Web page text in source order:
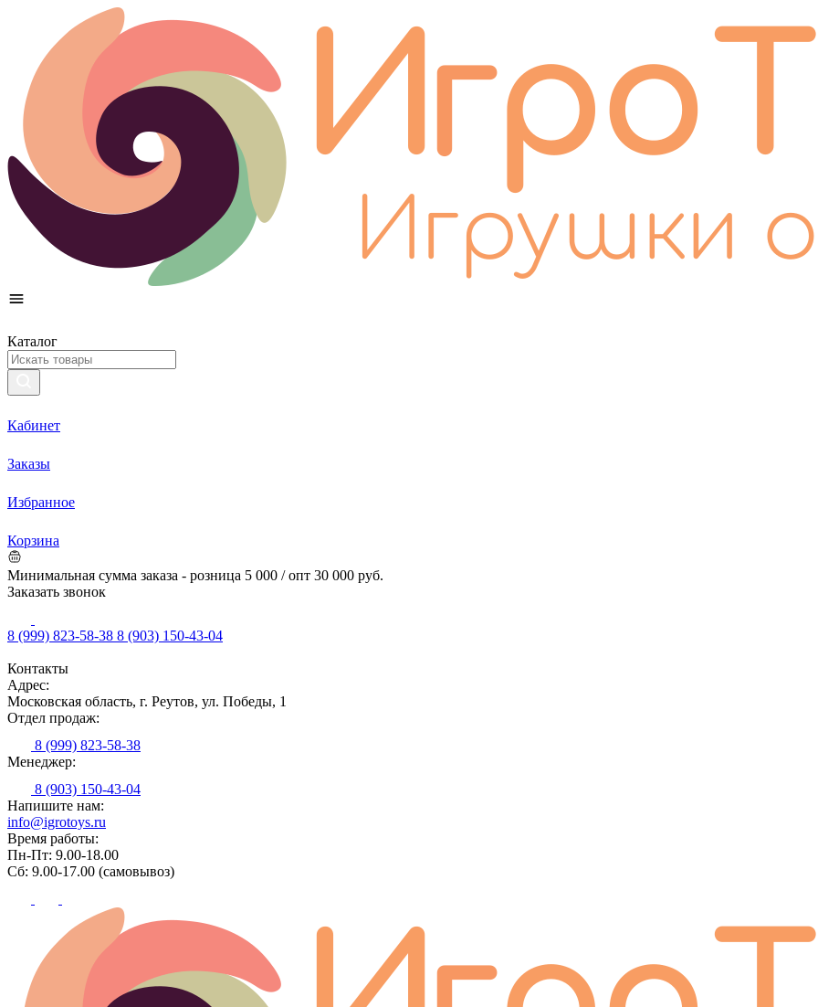
Каталог
Кабинет
Заказы
Избранное
Корзина
Минимальная сумма заказа - розница 5 000 / опт 30 000 руб.
Заказать звонок
8 (999) 823-58-38 8 (903) 150-43-04
Контакты
Адрес:
Московская область, г. Реутов, ул. Победы, 1
Отдел продаж:
8 (999) 823-58-38
Менеджер:
8 (903) 150-43-04
Напишите нам:
info@igrotoys.ru
Время работы:
Пн-Пт: 9.00-18.00
Сб: 9.00-17.00 (самовывоз)